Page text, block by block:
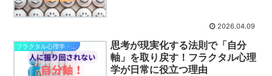
2026.04.09
思考が現実化する法則で「自分
軸」を取り戻す！フラクタル心理
学が日常に役立つ理由